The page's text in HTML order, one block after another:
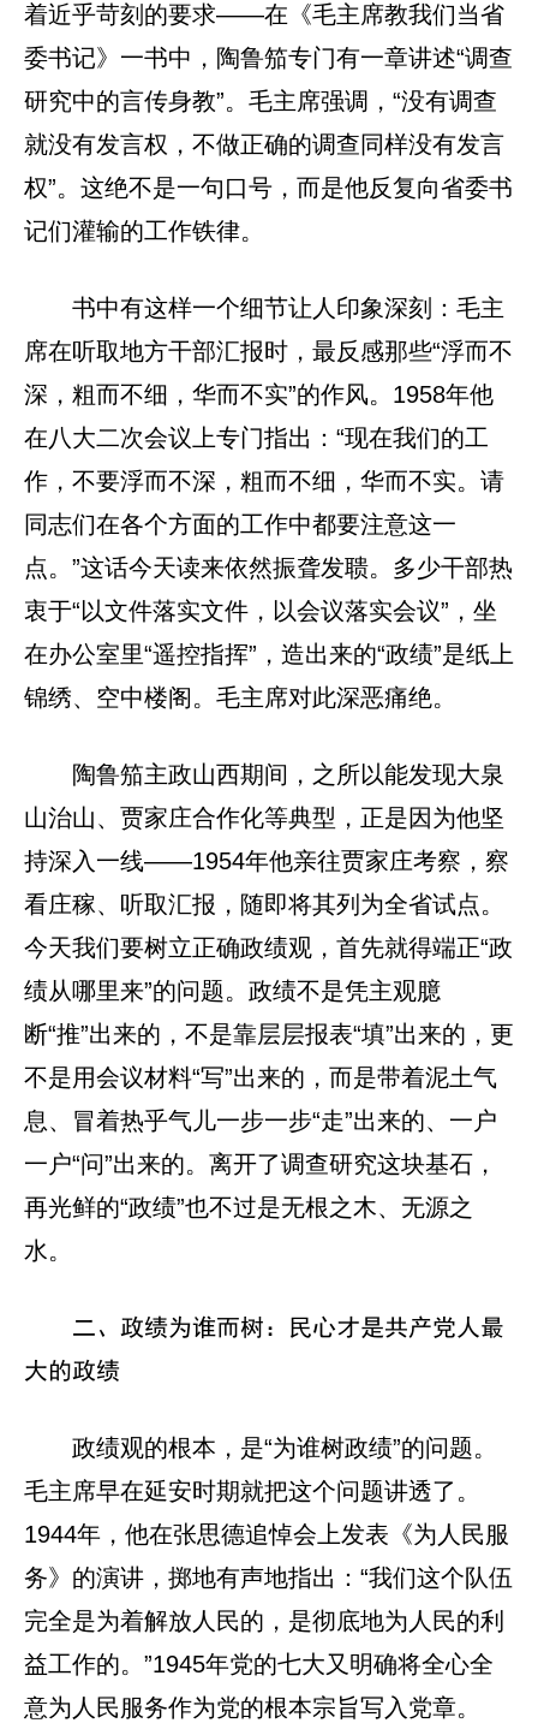
着近乎苛刻的要求——在《毛主席教我们当省
委书记》一书中，陶鲁笳专门有一章讲述“调查
研究中的言传身教”。毛主席强调，“没有调查
就没有发言权，不做正确的调查同样没有发言
权”。这绝不是一句口号，而是他反复向省委书
记们灌输的工作铁律。
书中有这样一个细节让人印象深刻：毛主
席在听取地方干部汇报时，最反感那些“浮而不
深，粗而不细，华而不实”的作风。1958年他
在八大二次会议上专门指出：“现在我们的工
作，不要浮而不深，粗而不细，华而不实。请
同志们在各个方面的工作中都要注意这一
点。”这话今天读来依然振聋发聩。多少干部热
衷于“以文件落实文件，以会议落实会议”，坐
在办公室里“遥控指挥”，造出来的“政绩”是纸上
锦绣、空中楼阁。毛主席对此深恶痛绝。
陶鲁笳主政山西期间，之所以能发现大泉
山治山、贾家庄合作化等典型，正是因为他坚
持深入一线——1954年他亲往贾家庄考察，察
看庄稼、听取汇报，随即将其列为全省试点。
今天我们要树立正确政绩观，首先就得端正“政
绩从哪里来”的问题。政绩不是凭主观臆
断“推”出来的，不是靠层层报表“填”出来的，更
不是用会议材料“写”出来的，而是带着泥土气
息、冒着热乎气儿一步一步“走”出来的、一户
一户“问”出来的。离开了调查研究这块基石，
再光鲜的“政绩”也不过是无根之木、无源之
水。
二、政绩为谁而树：民心才是共产党人最
大的政绩
政绩观的根本，是“为谁树政绩”的问题。
毛主席早在延安时期就把这个问题讲透了。
1944年，他在张思德追悼会上发表《为人民服
务》的演讲，掷地有声地指出：“我们这个队伍
完全是为着解放人民的，是彻底地为人民的利
益工作的。”1945年党的七大又明确将全心全
意为人民服务作为党的根本宗旨写入党章。